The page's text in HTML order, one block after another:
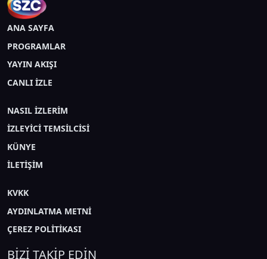
ANA SAYFA
PROGRAMLAR
YAYIN AKIŞI
CANLI İZLE
NASIL İZLERİM
İZLEYİCİ TEMSİLCİSİ
KÜNYE
İLETİŞİM
KVKK
AYDINLATMA METNİ
ÇEREZ POLİTİKASI
BİZİ TAKİP EDİN